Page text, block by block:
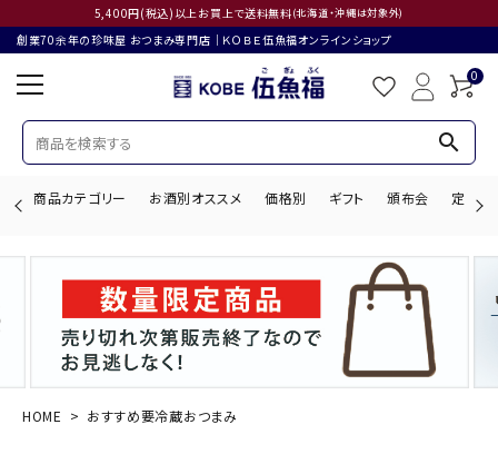
5,400円(税込)以上お買上で送料無料(北海道・沖縄は対象外)
創業70余年の珍味屋 おつまみ専門店│ＫＯＢＥ伍魚福オンラインショップ
0
search
商品カテゴリー お酒別オススメ 価格別 ギフト 頒布会 定期購
search
ACCOUNT MENU
HOME おすすめ要冷蔵おつまみ